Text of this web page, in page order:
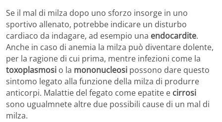
Se il mal di milza dopo uno sforzo insorge in uno
sportivo allenato, potrebbe indicare un disturbo
cardiaco da indagare, ad esempio una endocardite.
Anche in caso di anemia la milza può diventare dolente,
per la ragione di cui prima, mentre infezioni come la
toxoplasmosi o la mononucleosi possono dare questo
sintomo legato alla funzione della milza di produrre
anticorpi. Malattie del fegato come epatite e cirrosi
sono ugualmnete altre due possibili cause di un mal di
milza.